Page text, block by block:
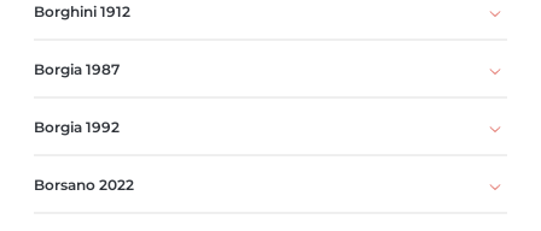
Borghini 1912
Borgia 1987
Borgia 1992
Borsano 2022